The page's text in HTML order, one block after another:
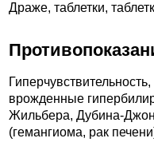
Драже, таблетки,
врожденные
Жильбера, Дубина-
(гемангиома, рак